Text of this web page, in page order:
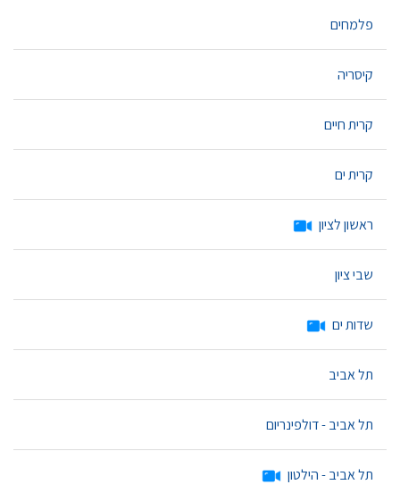
פלמחים
קיסריה
קרית חיים
קרית ים
ראשון לציון
שבי ציון
שדות ים
תל אביב
תל אביב - דולפינריום
תל אביב - הילטון